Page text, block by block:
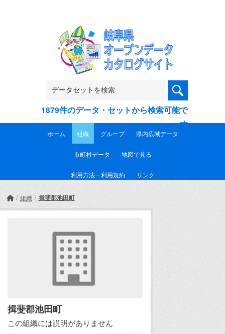
1879件のデータ・セットから検索可能で
す
ホーム 組織 グループ 県内広域データ
市町村データ 地図で見る
利用方法・利用規約 リンク
組織 揖斐郡池田町
揖斐郡池田町
この組織には説明がありません